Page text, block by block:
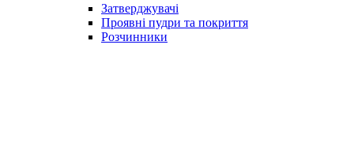
Затверджувачі
Проявні пудри та покриття
Розчинники